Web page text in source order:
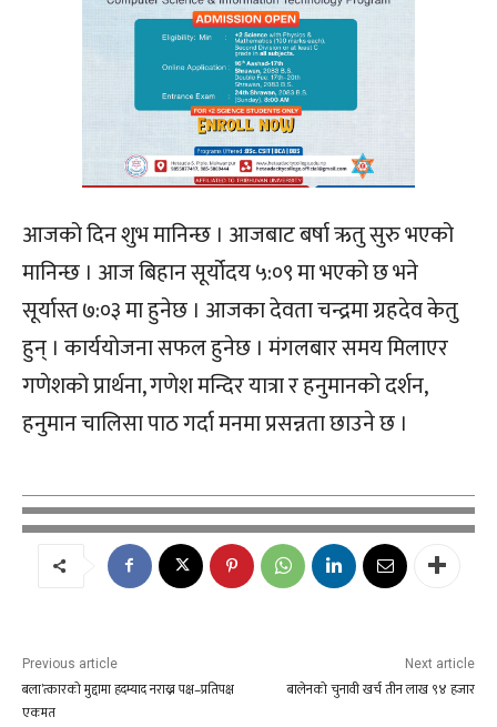
आजको दिन शुभ मानिन्छ । आजबाट बर्षा ऋतु सुरु भएको
मानिन्छ । आज बिहान सूर्योदय ५:०९ मा भएको छ भने
सूर्यास्त ७:०३ मा हुनेछ । आजका देवता चन्द्रमा ग्रहदेव केतु
हुन् । कार्ययोजना सफल हुनेछ । मंगलबार समय मिलाएर
गणेशको प्रार्थना, गणेश मन्दिर यात्रा र हनुमानको दर्शन,
हनुमान चालिसा पाठ गर्दा मनमा प्रसन्नता छाउने छ ।
Previous article
बला’त्कारको मुद्दामा हदम्याद नराख्न पक्ष–प्रतिपक्ष
एकमत
Next article
बालेनको चुनावी खर्च तीन लाख ९४ हजार